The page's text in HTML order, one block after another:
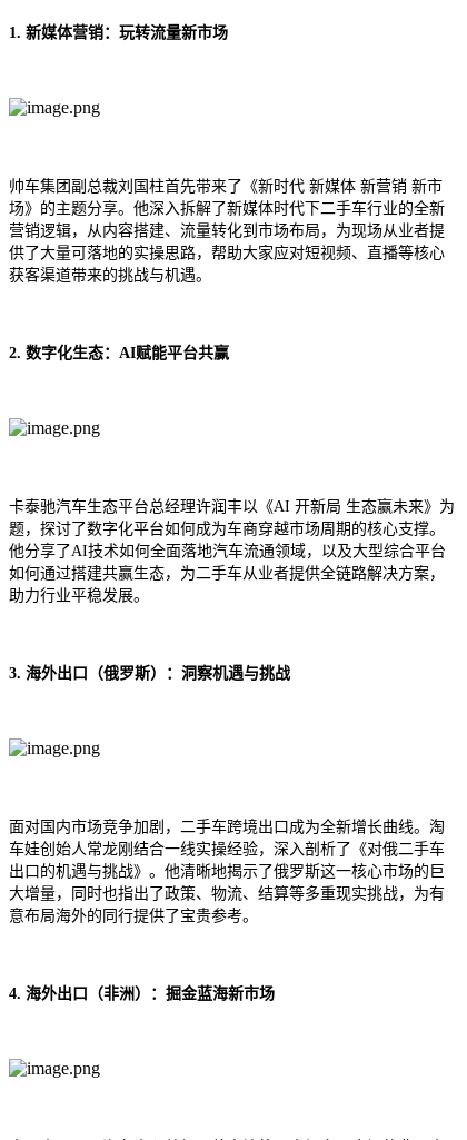
1. 新媒体营销：玩转流量新市场
帅车集团 副总裁刘国柱首先带来了《新时代 新媒体 新营销 新市
场》的主题分享。他深入拆解了新媒体时代下二手车行业的全新
营销逻辑，从内容搭建、流量转化到市场布局，为现场从业者提
供了大量可落地的实操思路，帮助大家应对短视频、直播等核心
获客渠道带来的挑战与机遇。
2. 数字化生态：AI赋能平台共赢
卡泰驰汽车生态平台总经理许润丰以《AI 开新局 生态赢未来》为
题，探讨了数字化平台如何成为车商穿越市场周期的核心支撑。
他分享了AI技术如何全面落地汽车流通领域，以及大型综合平台
如何通过搭建共赢生态，为二手车从业者提供全链路解决方案，
助力行业平稳发展。
3. 海外出口（俄罗斯）：洞察机遇与挑战
面对国内市场竞争加剧，二手车跨境出口成为全新增长曲线。 淘
车娃创始人常龙刚结合一线实操经验，深入剖析了《对俄二手车
出口的机遇与挑战》。他清晰地揭示了俄罗斯这一核心市场的巨
大增量，同时也指出了政策、物流、结算等多重现实挑战，为有
意布局海外的同行提供了宝贵参考。
4. 海外出口（非洲）：掘金蓝海新市场